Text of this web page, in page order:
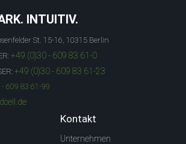
INTUITIV.
St. 15-16, 10315 Berlin
+49 (0)30 - 609 83 61-0
+49 (0)30 - 609 83 61-23
609 83 61-99
Kontakt
Unternehmen